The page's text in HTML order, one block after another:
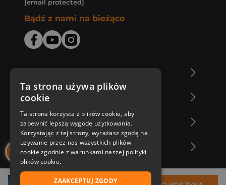
[email protected]
Bądź z nami na bieżąco
Zakupy u nas
Nasza oferta
Nasi autorzy
Ta strona używa plików
cookie
Ta strona korzysta z plików cookie, aby
zapewnić lepszą wygodę użytkowania.
Korzystając z tej strony, wyrażasz zgodę na
używanie przez nas wszystkich plików
cookie zgodnie z warunkami naszej polityki
plików cookie.
ZAAKCEPTUJ ZGODY